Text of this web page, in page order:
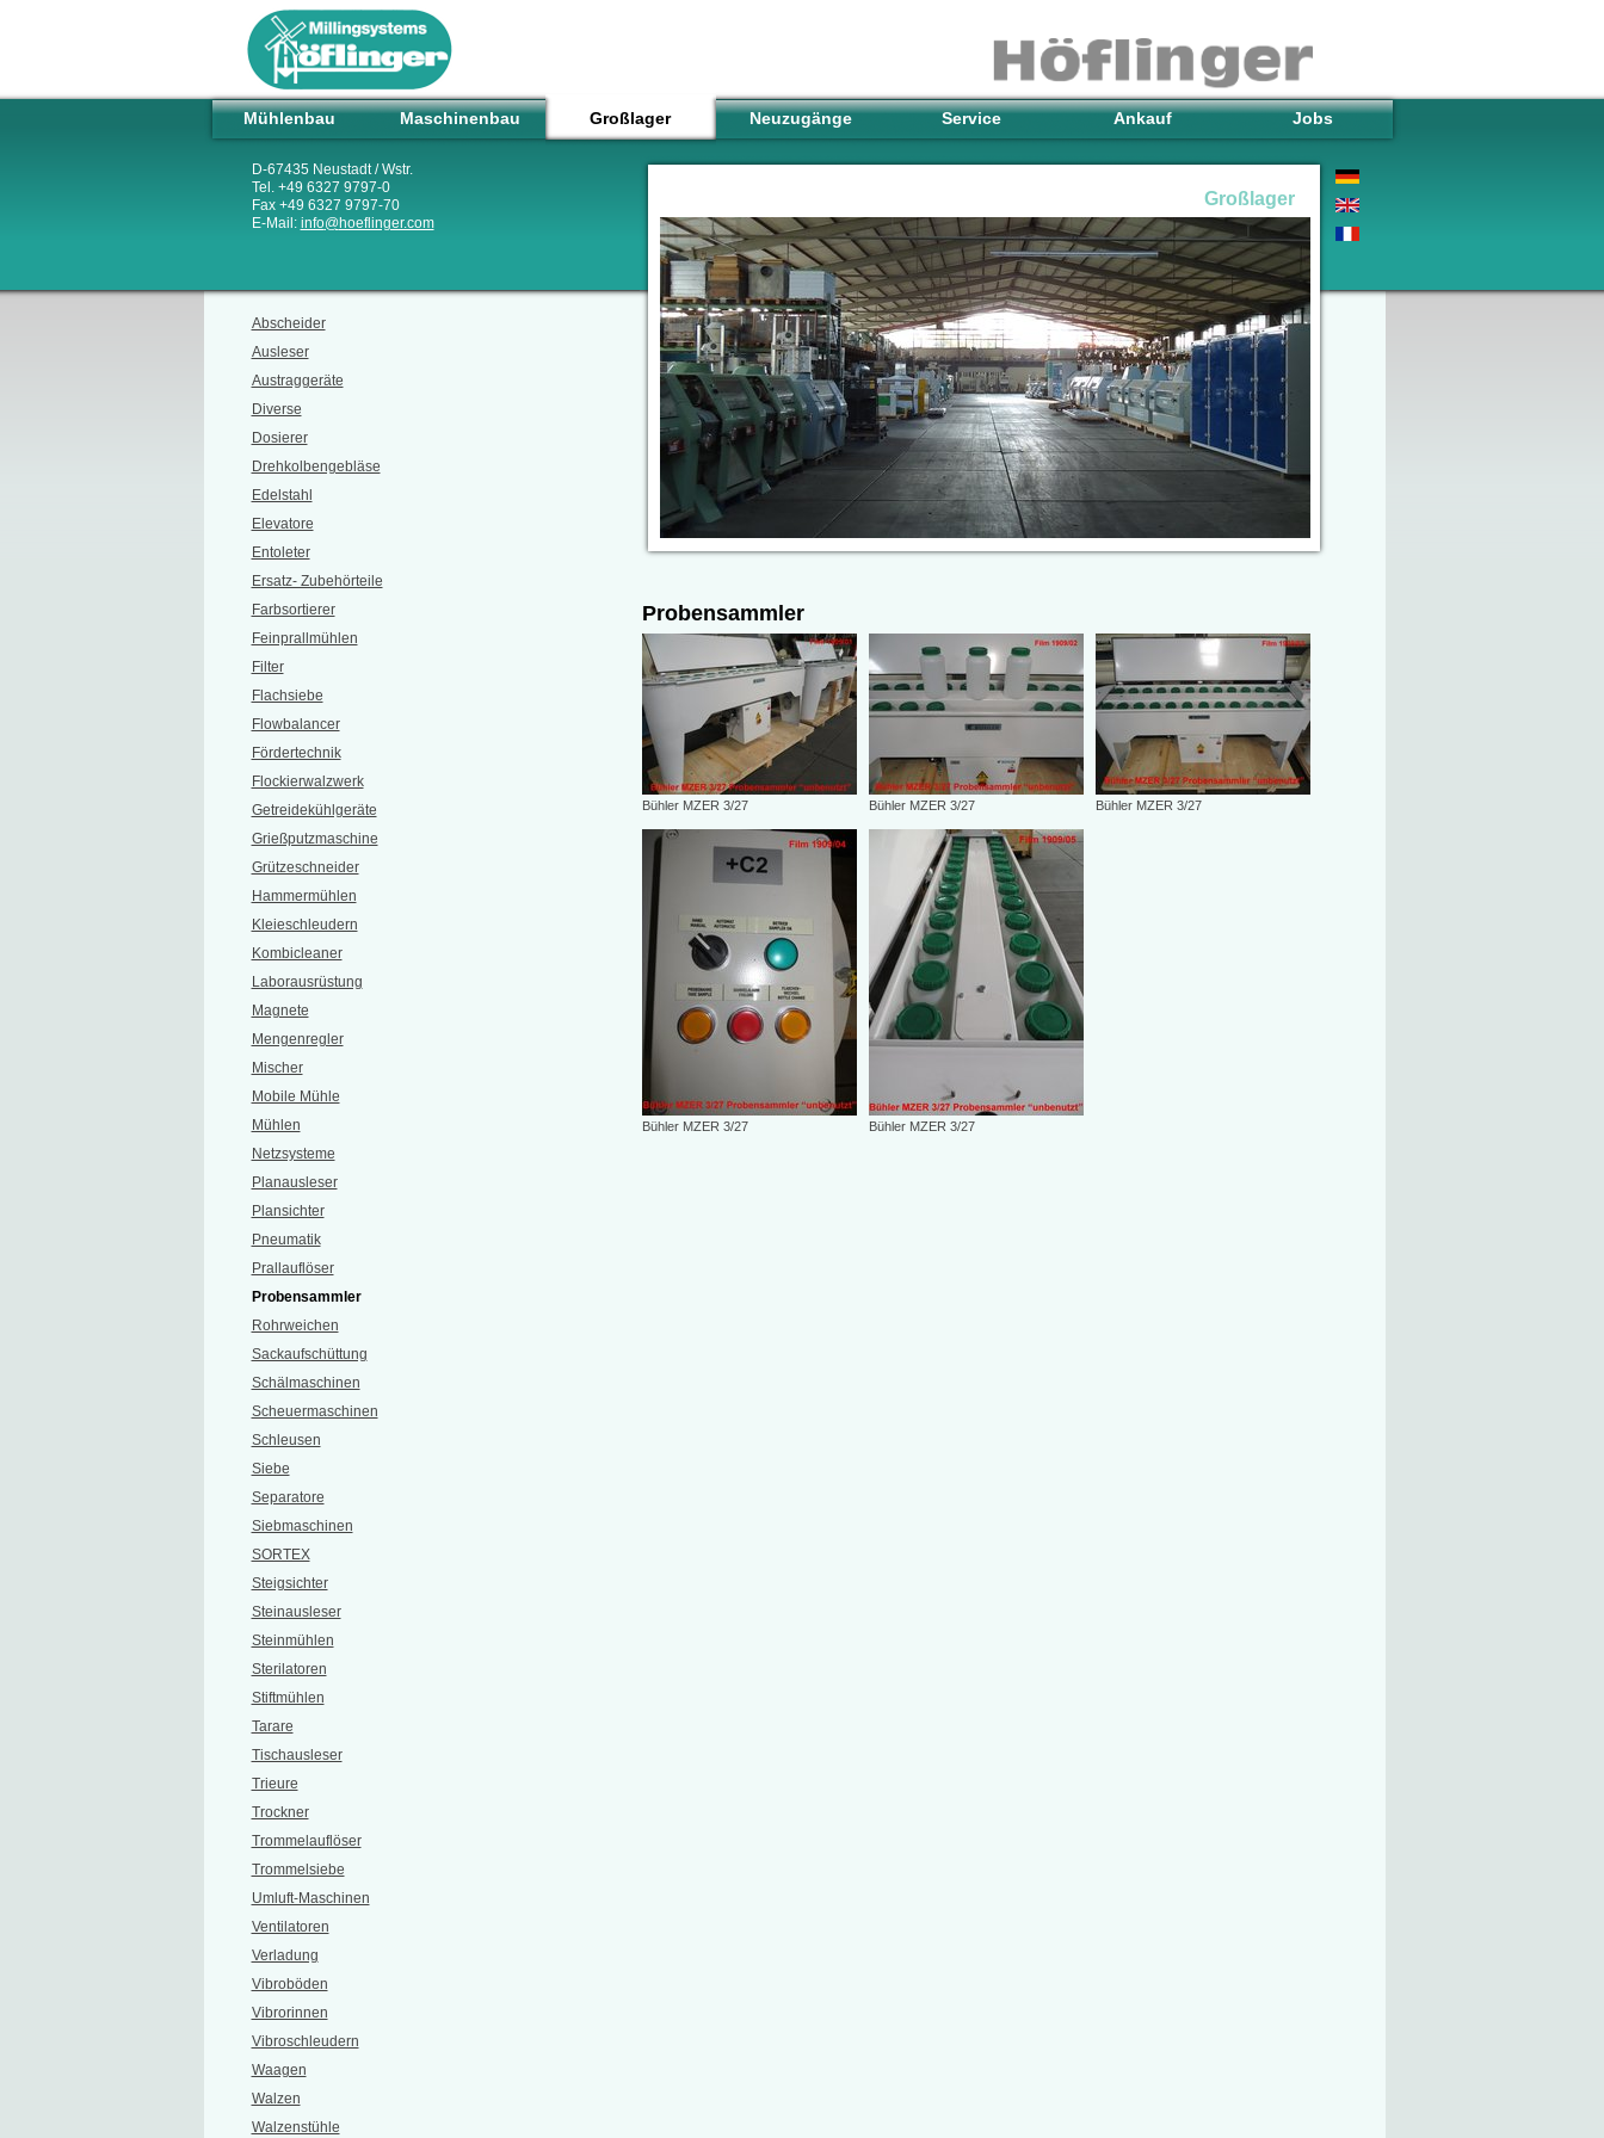
D-67435 Neustadt / Wstr.
Tel. +49 6327 9797-0
Fax +49 6327 9797-70
E-Mail: info@hoeflinger.com
Mühlenbau Maschinenbau Großlager Neuzugänge Service Ankauf Jobs
Großlager
Abscheider
Ausleser
Austraggeräte
Diverse
Dosierer
Drehkolbengebläse
Edelstahl
Elevatore
Entoleter
Ersatz- Zubehörteile
Farbsortierer
Feinprallmühlen
Filter
Flachsiebe
Flowbalancer
Fördertechnik
Flockierwalzwerk
Getreidekühlgeräte
Grießputzmaschine
Grützeschneider
Hammermühlen
Kleieschleudern
Kombicleaner
Laborausrüstung
Magnete
Mengenregler
Mischer
Mobile Mühle
Mühlen
Netzsysteme
Planausleser
Plansichter
Pneumatik
Prallauflöser
Probensammler
Rohrweichen
Sackaufschüttung
Schälmaschinen
Scheuermaschinen
Schleusen
Siebe
Separatore
Siebmaschinen
SORTEX
Steigsichter
Steinausleser
Steinmühlen
Sterilatoren
Stiftmühlen
Tarare
Tischausleser
Trieure
Trockner
Trommelauflöser
Trommelsiebe
Umluft-Maschinen
Ventilatoren
Verladung
Vibroböden
Vibrorinnen
Vibroschleudern
Waagen
Walzen
Walzenstühle
Probensammler
Bühler MZER 3/27 Bühler MZER 3/27 Bühler MZER 3/27
Bühler MZER 3/27 Bühler MZER 3/27